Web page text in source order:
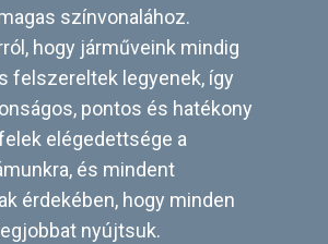
színvonalához.
hogy járműveink mindig
felszereltek legyenek, így
pontos és hatékony
elégedettsége a
és mindent
érdekében, hogy minden
nyújtsuk.